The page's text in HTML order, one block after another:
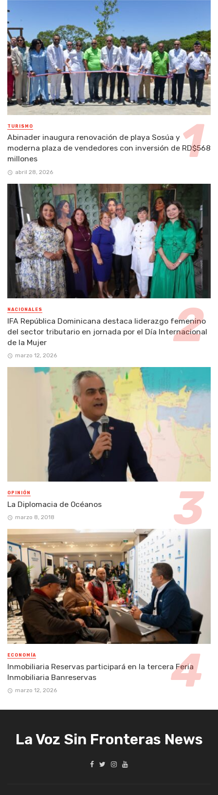
TURISMO
Abinader inaugura renovación de playa Sosúa y
moderna plaza de vendedores con inversión de RD$568
millones
abril 28, 2026
NACIONALES
IFA República Dominicana destaca liderazgo femenino
del sector tributario en jornada por el Día Internacional
de la Mujer
marzo 12, 2026
OPINIÓN
La Diplomacia de Océanos
marzo 8, 2018
ECONOMÍA
Inmobiliaria Reservas participará en la tercera Feria
Inmobiliaria Banreservas
marzo 12, 2026
La Voz Sin Fronteras News